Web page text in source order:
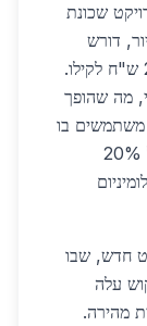
שכונת
500 יחידות דיור, דורש
כ-200 טון אלומיניום, במחיר ממוצע של 22 ש"ח לקילו.
מה שהופך
משתמשים בו
גם לגגונים ולתקרות מזכוכית, עם חיסכון של 20%
חדש, שבו
עלה
מהירה.